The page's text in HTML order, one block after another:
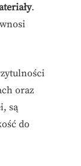
.
oraz
są
do